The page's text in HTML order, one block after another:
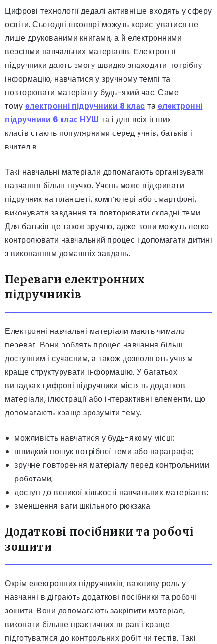
Цифрові технології дедалі активніше входять у сферу
освіти. Сьогодні школярі можуть користуватися не
лише друкованими книгами, а й електронними
версіями навчальних матеріалів. Електронні
підручники дають змогу швидко знаходити потрібну
інформацію, навчатися у зручному темпі та
повторювати матеріал у будь-який час. Саме
тому електронні підручники 8 клас та електронні
підручники 6 клас НУШ та і для всіх інших
класів стають популярними серед учнів, батьків і
вчителів.
Такі навчальні матеріали допомагають організувати
навчання більш гнучко. Учень може відкривати
підручник на планшеті, комп’ютері або смартфоні,
виконувати завдання та повторювати складні теми.
Для батьків це також зручно, адже вони можуть легко
контролювати навчальний процес і допомагати дитині
з виконанням домашніх завдань.
Переваги електронних
підручників
Електронні навчальні матеріали мають чимало
переваг. Вони роблять процес навчання більш
доступним і сучасним, а також дозволяють учням
краще структурувати інформацію. У багатьох
випадках цифрові підручники містять додаткові
матеріали, ілюстрації або інтерактивні елементи, що
допомагають краще зрозуміти тему.
можливість навчатися у будь-якому місці;
швидкий пошук потрібної теми або параграфа;
зручне повторення матеріалу перед контрольними
роботами;
доступ до великої кількості навчальних матеріалів;
зменшення ваги шкільного рюкзака.
Додаткові посібники та робочі
зошити
Окрім електронних підручників, важливу роль у
навчанні відіграють додаткові посібники та робочі
зошити. Вони допомагають закріпити матеріал,
виконати більше практичних вправ і краще
підготуватися до контрольних робіт чи тестів. Такі